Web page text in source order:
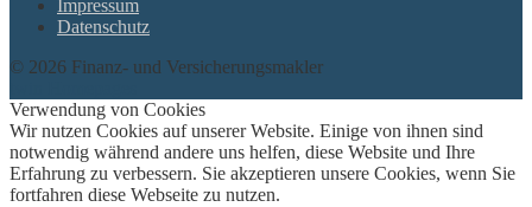
Impressum
Datenschutz
© 2026 Finanz- und Versicherungsmakler
Verwendung von Cookies
Wir nutzen Cookies auf unserer Website. Einige von ihnen sind
notwendig während andere uns helfen, diese Website und Ihre
Erfahrung zu verbessern. Sie akzeptieren unsere Cookies, wenn Sie
fortfahren diese Webseite zu nutzen.